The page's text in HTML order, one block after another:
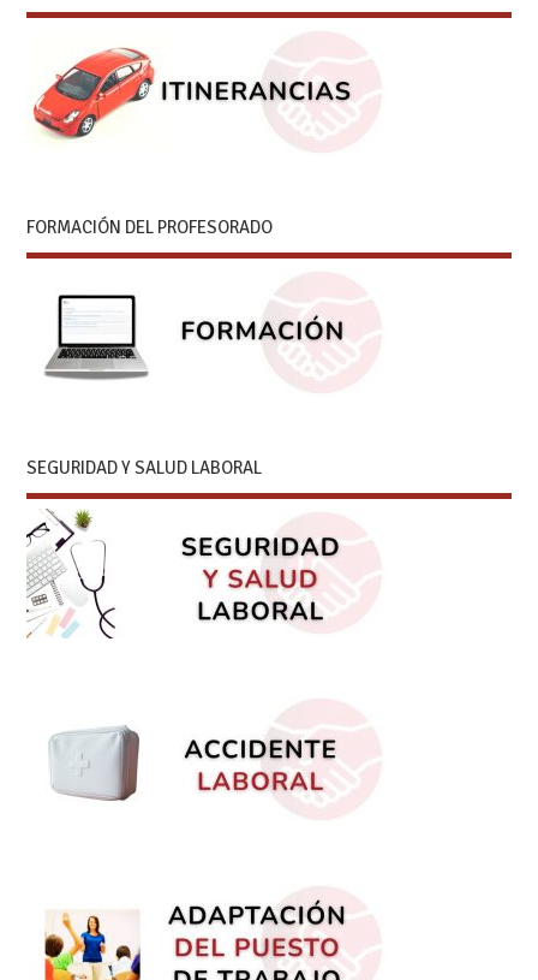
FORMACIÓN DEL PROFESORADO
SEGURIDAD Y SALUD LABORAL